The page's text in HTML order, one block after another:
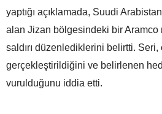
yaptığı açıklamada, Suudi
alan Jizan bölgesindeki bir
saldırı düzenlediklerini belirtti.
gerçekleştirildiğini ve belirlenen
vurulduğunu iddia etti.